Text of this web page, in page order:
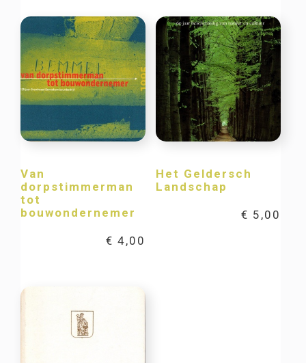
Van
dorpstimmerman
tot
bouwondernemer
€ 4,00
Het Geldersch
Landschap
€ 5,00